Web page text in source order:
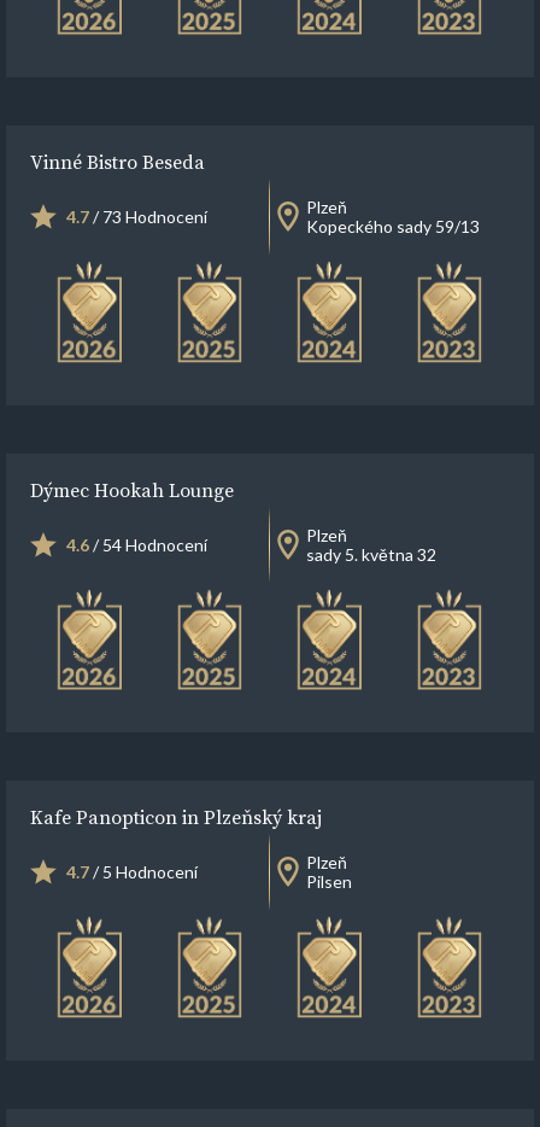
Vinné Bistro Beseda
4.7/ 73 Hodnocení
Plzeň
Kopeckého sady 59/13
Dýmec Hookah Lounge
4.6/ 54 Hodnocení
Plzeň
sady 5. května 32
Kafe Panopticon in Plzeňský kraj
4.7/ 5 Hodnocení
Plzeň
Pilsen